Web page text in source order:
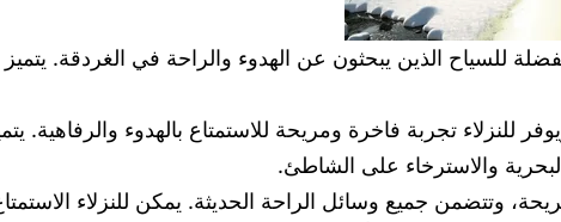
للسياح الذين يبحثون عن الهدوء والراحة في الغردقة. يتميز
تجربة فاخرة ومريحة للاستمتاع بالهدوء والرفاهية.
والاسترخاء على الشاطئ.
وتتضمن جميع وسائل الراحة الحديثة. يمكن للنزلاء